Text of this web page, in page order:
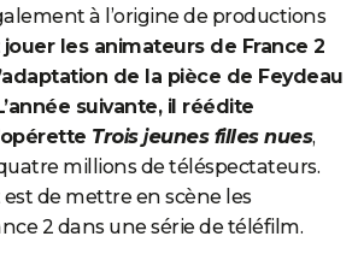
à l’origine de productions
jouer les animateurs de France 2
de la pièce de Feydeau
suivante, il réédite
Trois jeunes filles nues,
millions de téléspectateurs.
de mettre en scène les
2 dans une série de téléfilm.